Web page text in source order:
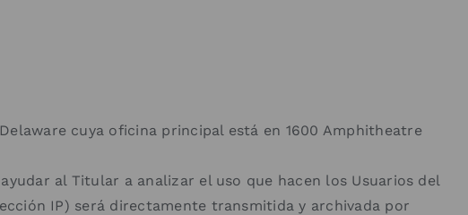
cuya oficina principal está en 1600 Amphitheatre
al Titular a analizar el uso que hacen los Usuarios del
IP) será directamente transmitida y archivada por